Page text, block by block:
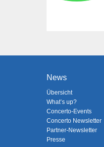
News
Übersicht
What’s up?
Concerto-Events
Concerto Newsletter
Partner-Newsletter
Presse